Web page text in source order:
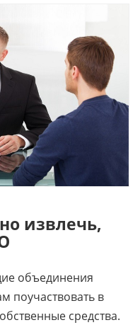
извлечь,
объединения
поучаствовать в
средства.